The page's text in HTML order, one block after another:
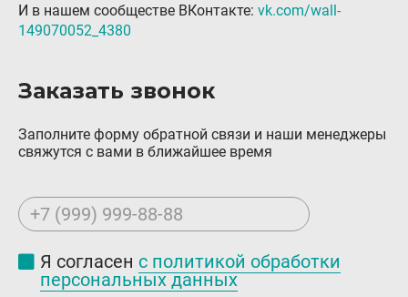
Интернет-магазин
Каталог авто с ГБО
Блог
8 (800) 777-08-01
info@intergasservice.ru
И в нашем сообществе ВКонтакте: vk.com/wall-
149070052_4380
Заказать звонок
Заполните форму обратной связи и наши менеджеры
свяжутся с вами в ближайшее время
+7 (999) 999-88-88
Я согласен с политикой обработки
персональных данных